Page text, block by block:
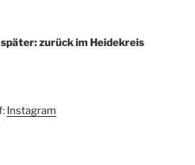
später: zurück im Heidekreis
Instagram